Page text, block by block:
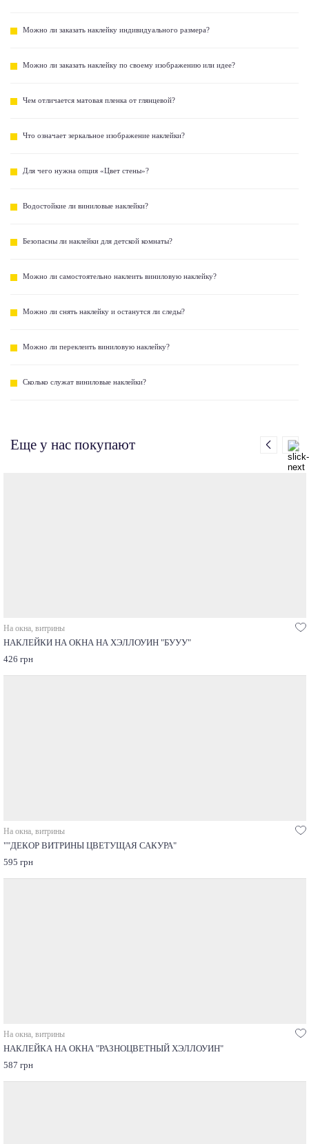
Можно ли заказать наклейку индивидуального размера?
Можно ли заказать наклейку по своему изображению или идее?
Чем отличается матовая пленка от глянцевой?
Что означает зеркальное изображение наклейки?
Для чего нужна опция «Цвет стены»?
Водостойкие ли виниловые наклейки?
Безопасны ли наклейки для детской комнаты?
Можно ли самостоятельно наклеить виниловую наклейку?
Можно ли снять наклейку и останутся ли следы?
Можно ли переклеить виниловую наклейку?
Сколько служат виниловые наклейки?
Еще у нас покупают
На окна, витрины
НАКЛЕЙКИ НА ОКНА НА ХЭЛЛОУИН "БУУУ"
426 грн
На окна, витрины
""ДЕКОР ВИТРИНЫ ЦВЕТУЩАЯ САКУРА"
595 грн
На окна, витрины
НАКЛЕЙКА НА ОКНА "РАЗНОЦВЕТНЫЙ ХЭЛЛОУИН"
587 грн